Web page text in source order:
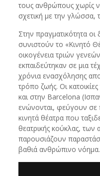
τους ανθρώπους χωρίς
σχετική με την γλώσσα,
Στην πραγματικότητα
συνιστούν το «Κινητό
οικογένεια τριών
εκπαιδεύτηκαν σε μια
χρόνια ενασχόλησης
τρόπο ζωής. Οι
και στην Barcelona
ενώνονται, φεύγουν σε
κινητά θέατρα που
θεατρικής κούκλας, των
παρουσιάζουν
βαθιά ανθρώπινο νόημα.